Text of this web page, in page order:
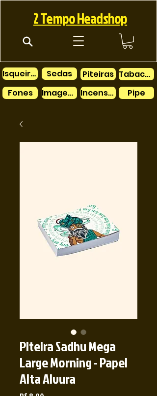
2 Tempo Headshop
Isqueiros
Fones
Sedas
Imagens
Piteiras
Tabacos
Incensos
Pipe
Piteira Sadhu Mega
Large Morning - Papel
Alta Alvura